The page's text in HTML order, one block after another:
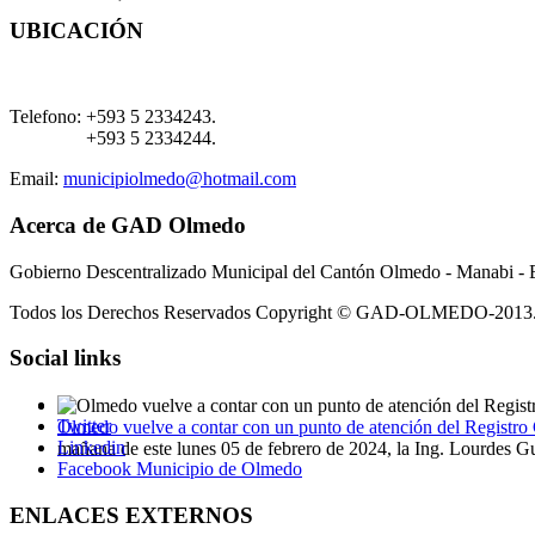
Olmedo vuelve a contar con un punto de atención del
mañana de este lunes 05 de febrero de 2024, la Ing. Lourdes
UBICACIÓN
Telefono: +593 5 2334243.
+593 5 2334244.
Email: municipiolmedo@hotmail.com
Acerca de GAD Olmedo
Gobierno Descentralizado Municipal del Cantón Olmedo - Manabi -
Todos los Derechos Reservados Copyright © GAD-OLMEDO-2013.
Social links
Twitter
Linkedin
Facebook Municipio de Olmedo
ENLACES EXTERNOS